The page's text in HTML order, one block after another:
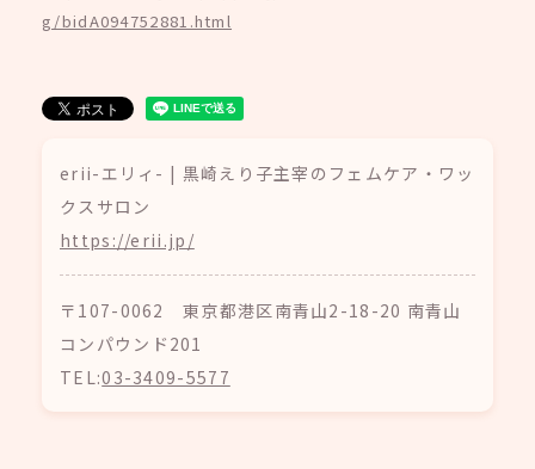
g/bidA094752881.html
erii-エリィ- | 黒崎えり子主宰のフェムケア・ワッ
クスサロン
https://erii.jp/
〒107-0062 東京都港区南青山2-18-20 南青山
コンパウンド201
TEL:03-3409-5577